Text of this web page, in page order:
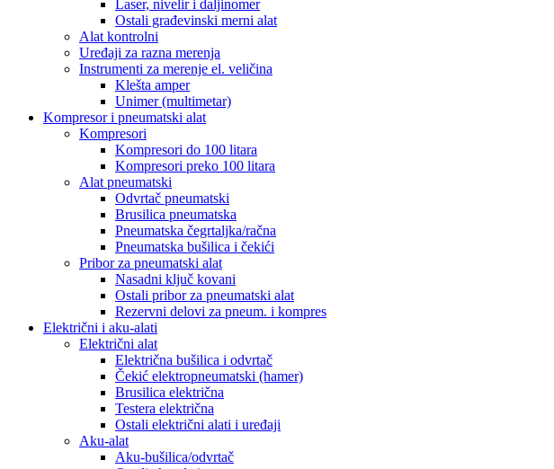
Laser, nivelir i daljinomer
Ostali građevinski merni alat
Alat kontrolni
Uređaji za razna merenja
Instrumenti za merenje el. veličina
Klešta amper
Unimer (multimetar)
Kompresor i pneumatski alat
Kompresori
Kompresori do 100 litara
Kompresori preko 100 litara
Alat pneumatski
Odvrtač pneumatski
Brusilica pneumatska
Pneumatska čegrtaljka/račna
Pneumatska bušilica i čekići
Pribor za pneumatski alat
Nasadni ključ kovani
Ostali pribor za pneumatski alat
Rezervni delovi za pneum. i kompres
Električni i aku-alati
Električni alat
Električna bušilica i odvrtač
Čekić elektropneumatski (hamer)
Brusilica električna
Testera električna
Ostali električni alati i uređaji
Aku-alat
Aku-bušilica/odvrtač